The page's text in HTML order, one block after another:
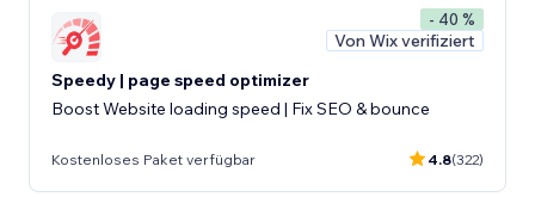
- 40 %
Von Wix verifiziert
Speedy | page speed optimizer
Boost Website loading speed | Fix SEO & bounce
Kostenloses Paket verfügbar 4.8(322)